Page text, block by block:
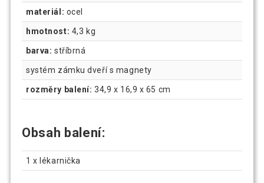
materiál: ocel
hmotnost: 4,3 kg
barva: stříbrná
systém zámku dveří s magnety
rozměry balení: 34,9 x 16,9 x 65 cm
Obsah balení:
1 x lékarnička